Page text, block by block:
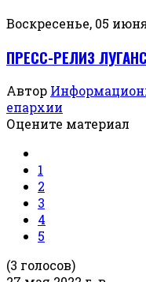
Воскресенье, 05
ПРЕСС-РЕЛИЗ
Автор
епархии
Оцените материал
1
2
3
4
5
(3 голосов)